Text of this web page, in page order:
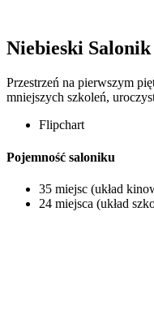
Niebieski Salonik
Przestrzeń na pierwszym
mniejszych szkoleń,
Flipchart
Pojemność saloniku
35 miejsc (układ
24 miejsca (układ